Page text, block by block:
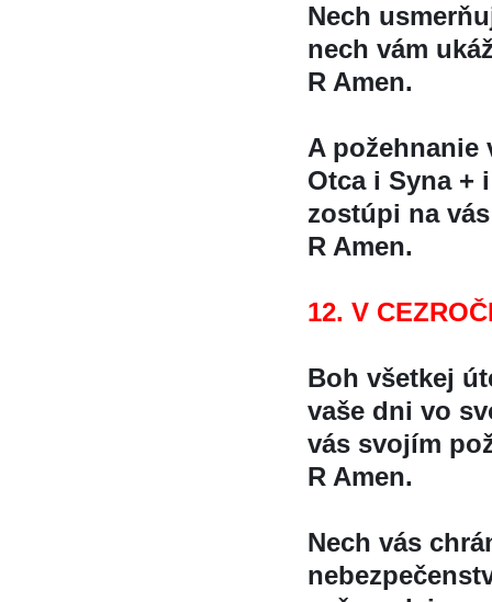
Nech
nech vám
R Amen.
A požehnanie
Otca i Syna +
zostúpi na
R Amen.
12. V
Boh všetkej
vaše dni vo
vás svojím
R Amen.
Nech vás